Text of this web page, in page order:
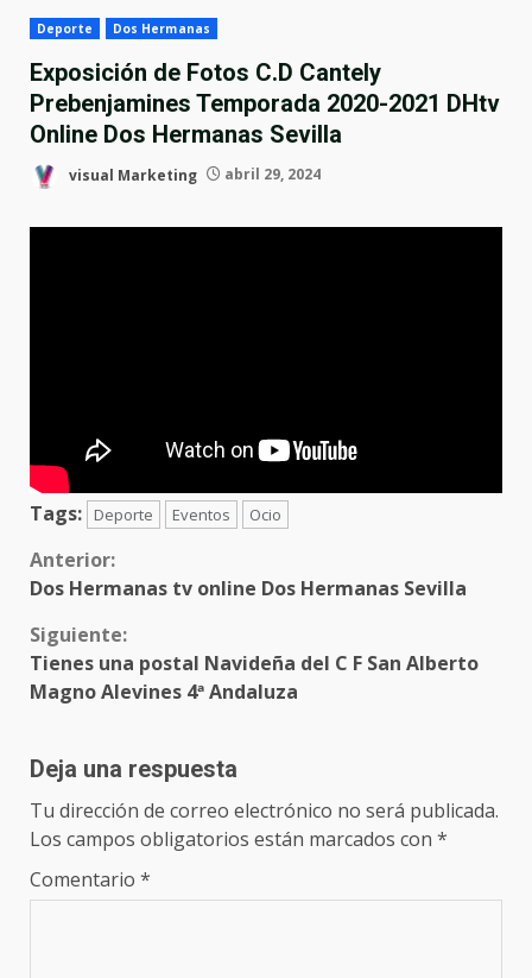
Deporte Dos Hermanas
Exposición de Fotos C.D Cantely
Prebenjamines Temporada 2020-2021 DHtv
Online Dos Hermanas Sevilla
visual Marketing abril 29, 2024
Tags: Deporte Eventos Ocio
Sigue
Anterior:
Dos Hermanas tv online Dos Hermanas Sevilla
Siguiente:
Tienes una postal Navideña del C F San Alberto
Magno Alevines 4ª Andaluza
Deja una respuesta
Tu dirección de correo electrónico no será publicada.
Los campos obligatorios están marcados con *
Comentario *